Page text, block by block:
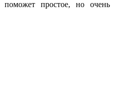
поможет простое, но очень